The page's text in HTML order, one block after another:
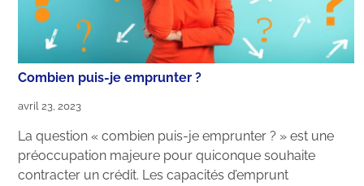
Combien puis-je emprunter ?
avril 23, 2023
La question « combien puis-je emprunter ? » est une
préoccupation majeure pour quiconque souhaite
contracter un crédit. Les capacités d’emprunt